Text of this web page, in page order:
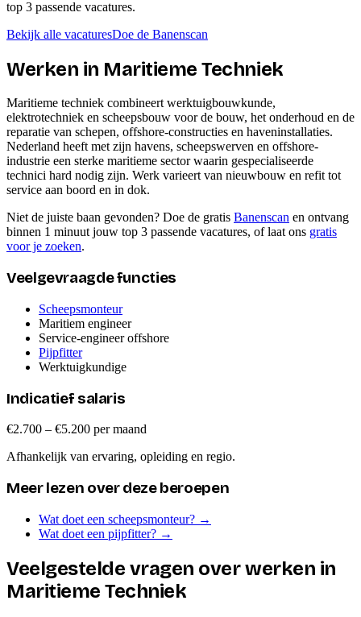
top 3 passende vacatures.
Bekijk alle vacaturesDoe de Banenscan
Werken in Maritieme Techniek
Maritieme techniek combineert werktuigbouwkunde,
elektrotechniek en scheepsbouw voor de bouw, het onderhoud en de
reparatie van schepen, offshore-constructies en haveninstallaties.
Nederland heeft met zijn havens, scheepswerven en offshore-
industrie een sterke maritieme sector waarin gespecialiseerde
technici hard nodig zijn. Werk varieert van nieuwbouw en refit tot
service aan boord en in dok.
Niet de juiste baan gevonden? Doe de gratis Banenscan en ontvang
binnen 1 minuut jouw top 3 passende vacatures, of laat ons gratis
voor je zoeken.
Veelgevraagde functies
Scheepsmonteur
Maritiem engineer
Service-engineer offshore
Pijpfitter
Werktuigkundige
Indicatief salaris
€2.700 – €5.200 per maand
Afhankelijk van ervaring, opleiding en regio.
Meer lezen over deze beroepen
Wat doet een scheepsmonteur? →
Wat doet een pijpfitter? →
Veelgestelde vragen over werken in
Maritieme Techniek